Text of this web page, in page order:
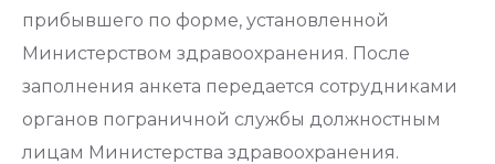
прибывшего по форме, установленной
Министерством здравоохранения. После
заполнения анкета передается сотрудниками
органов пограничной службы должностным
лицам Министерства здравоохранения.